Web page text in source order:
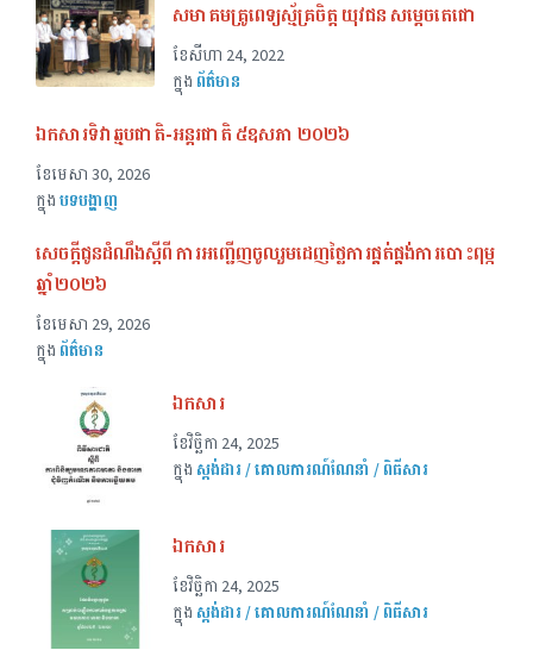
សមាគមគ្រូពេទ្យស្ម័គ្រចិត្ត យុវជន សម្តេចតេជោ
ខែ​សីហា 24, 2022
ក្នុង ព័ត៌មាន
ឯកសារទិវាឆ្មបជាតិ-អន្តរជាតិ ៥ឧសភា ២០២៦
ខែ​មេសា 30, 2026
ក្នុង បទបង្ហាញ
សេចក្ដីជូនដំណឹងស្ដីពី ការអញ្ជើញចូលរួមដេញថ្លៃការផ្គត់ផ្គង់ការបោះពុម្ភ
ឆ្នាំ២០២៦
ខែ​មេសា 29, 2026
ក្នុង ព័ត៌មាន
ឯកសារ
ខែ​វិច្ឆិកា 24, 2025
ក្នុង ស្តង់ដារ / គោលការណ៍ណែនាំ / ពិធីសារ
ឯកសារ
ខែ​វិច្ឆិកា 24, 2025
ក្នុង ស្តង់ដារ / គោលការណ៍ណែនាំ / ពិធីសារ